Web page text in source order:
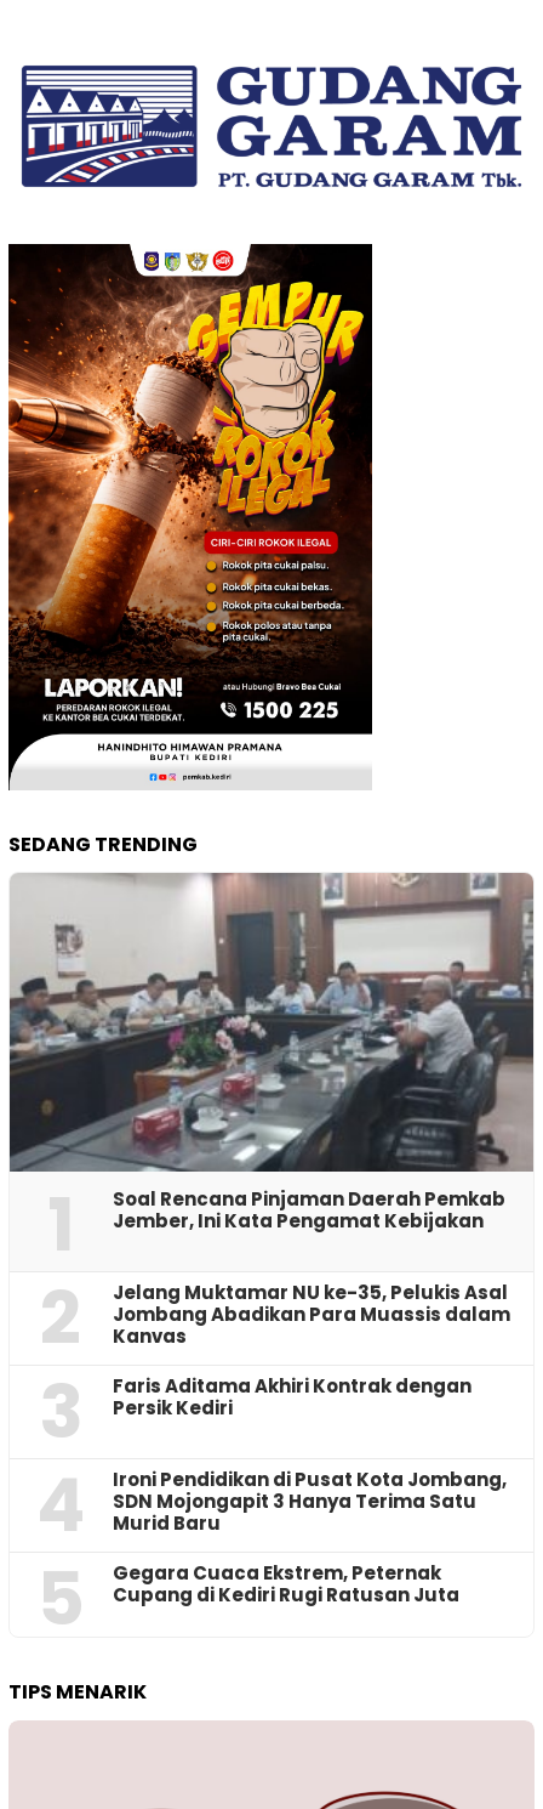
SEDANG TRENDING
1
‎Soal Rencana Pinjaman Daerah Pemkab
Jember, Ini Kata Pengamat Kebijakan ‎
2
Jelang Muktamar NU ke-35, Pelukis Asal
Jombang Abadikan Para Muassis dalam
Kanvas
3
Faris Aditama Akhiri Kontrak dengan
Persik Kediri
4
Ironi Pendidikan di Pusat Kota Jombang,
SDN Mojongapit 3 Hanya Terima Satu
Murid Baru
5
‎Gegara Cuaca Ekstrem, Peternak
Cupang di Kediri Rugi Ratusan Juta
TIPS MENARIK